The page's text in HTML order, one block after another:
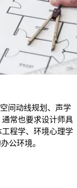
间动线规划、声学
常也要求设计师具
程学、环境心理学
公环境。